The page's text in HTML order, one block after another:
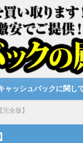
ャッシュ
で購入できます
ャッシュバックに関し
全版】